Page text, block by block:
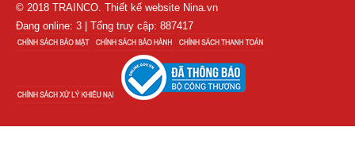
© 2018 TRAINCO. Thiết kế website Nina.vn
Đang online: 3 | Tổng truy cập: 887417